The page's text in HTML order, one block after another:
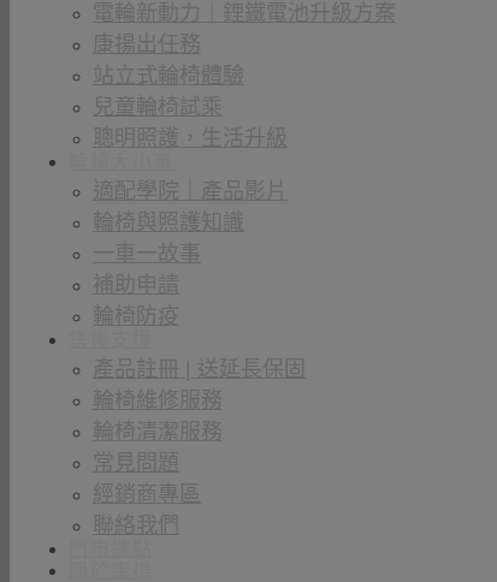
電輪新動力｜鋰鐵電池升級方案
康揚出任務
站立式輪椅體驗
兒童輪椅試乘
聰明照護，生活升級
適配學院｜產品影片
輪椅與照護知識
一車一故事
補助申請
輪椅防疫
產品註冊 | 送延長保固
輪椅維修服務
輪椅清潔服務
常見問題
經銷商專區
聯絡我們